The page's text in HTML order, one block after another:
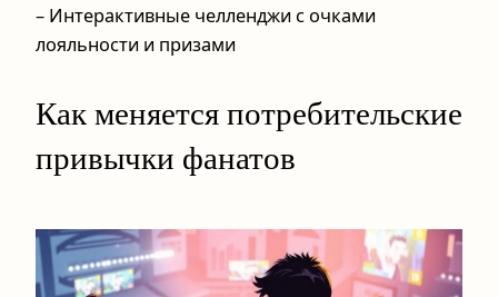
– Интерактивные челленджи с очками
лояльности и призами
Как меняется потребительские
привычки фанатов